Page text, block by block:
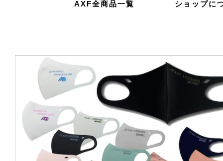
AXF全商品一覧 ショップに